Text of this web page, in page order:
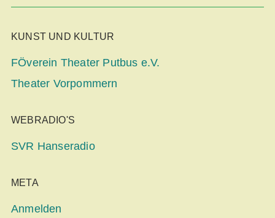
KUNST UND KULTUR
FÖverein Theater Putbus e.V.
Theater Vorpommern
WEBRADIO'S
SVR Hanseradio
META
Anmelden